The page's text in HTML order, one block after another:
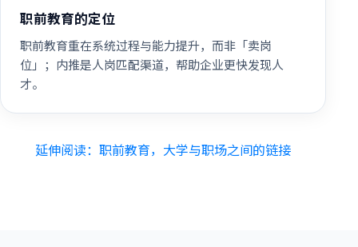
职前教育的定位
职前教育重在系统过程与能力提升，而非「卖岗
位」；内推是人岗匹配渠道，帮助企业更快发现人
才。
延伸阅读：职前教育，大学与职场之间的链接